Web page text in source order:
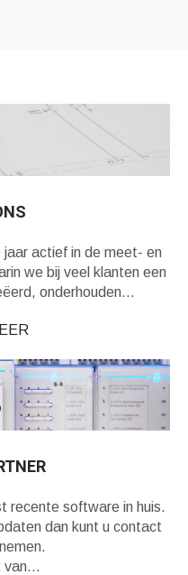
actief in de meet- en
we bij veel klanten een
onderhouden…
recente software in huis.
dan kunt u contact
van…